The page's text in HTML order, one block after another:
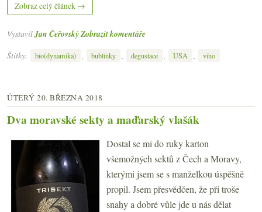
Zobraz celý článek →
VystavilJan ČeřovskýZobrazit komentáře
Štítky:
bio(dynamika) , bublinky , degustace , USA , víno
ÚTERÝ 20. BŘEZNA 2018
Dva moravské sekty a maďarský vlašák
Dostal se mi do ruky karton
všemožných sektů z Čech a Moravy,
kterými jsem se s manželkou úspěšně
propil. Jsem přesvědčen, že při troše
snahy a dobré vůle jde u nás dělat